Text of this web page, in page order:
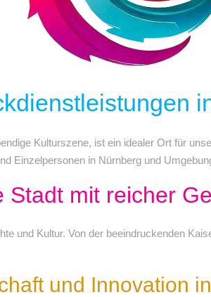
Kulturszene, ist ein idealer Ort für
Einzelpersonen in Nürnberg und
Stadt mit reicher
und Kultur. Von der beeindruckenden
und Innovation